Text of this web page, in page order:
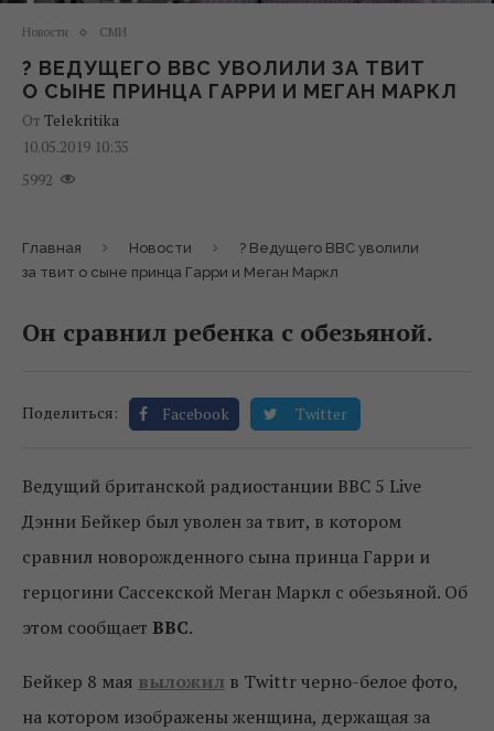
Новости СМИ
? ВЕДУЩЕГО BBC УВОЛИЛИ ЗА ТВИТ
О СЫНЕ ПРИНЦА ГАРРИ И МЕГАН МАРКЛ
От Telekritika
10.05.2019 10:35
5992
Главная Новости
? Ведущего BBC уволили
за твит о сыне принца Гарри и Меган Маркл
Он сравнил ребенка с обезьяной.
Поделиться: Facebook Twitter
Ведущий британской радиостанции BBC 5 Live
Дэнни Бейкер был уволен за твит, в котором
сравнил новорожденного сына принца Гарри и
герцогини Сассекской Меган Маркл с обезьяной. Об
этом сообщает BBC.
Бейкер 8 мая выложил в Twittr черно-белое фото,
на котором изображены женщина, держащая за